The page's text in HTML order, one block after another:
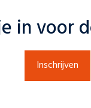
in voor
Inschrijven